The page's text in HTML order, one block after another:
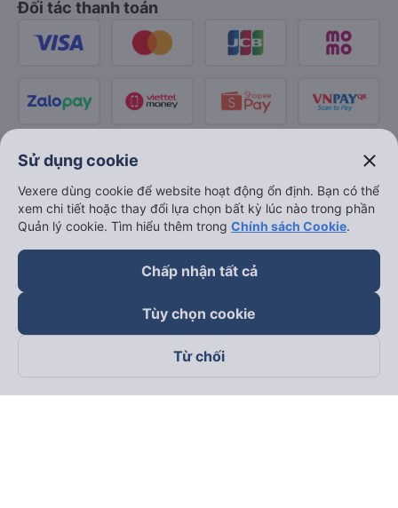
Đối tác thanh toán
Sử dụng cookie close
Vexere dùng cookie để website hoạt động ổn định. Bạn có thể
xem chi tiết hoặc thay đổi lựa chọn bất kỳ lúc nào trong phần
Quản lý cookie. Tìm hiểu thêm trong Chính sách Cookie.
Chấp nhận tất cả
Tùy chọn cookie
Từ chối